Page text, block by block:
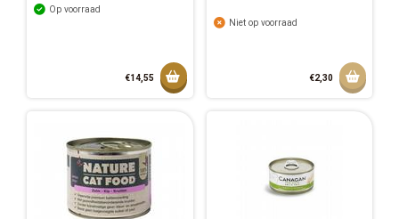
Op voorraad
€14,55 Toevoegen aan mandje
Niet op voorraad
€2,30 Aan